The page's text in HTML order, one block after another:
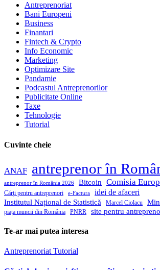
Antreprenoriat
Bani Europeni
Business
Finantari
Fintech & Crypto
Info Economic
Marketing
Optimizare Site
Pandamie
Podcastul Antreprenorilor
Publicitate Online
Taxe
Tehnologie
Tutorial
Cuvinte cheie
ANAF antreprenor în
antreprenor în România 2026 Bitcoin Comisia
Cărți pentru antreprenori e-Factura idei de afaceri
Institutul Național de Statistică Marcel Ciolacu
piața muncii din România PNRR site pentru
Te-ar mai putea interesa
Antreprenoriat Tutorial